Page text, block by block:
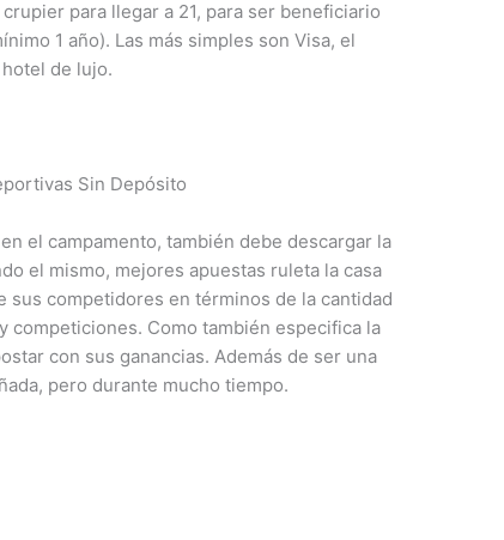
para llegar a 21, para ser beneficiario
1 año). Las más simples son Visa, el
de lujo.
Sin Depósito
el campamento, también debe descargar la
el mismo, mejores apuestas ruleta la casa
sus competidores en términos de la cantidad
competiciones. Como también especifica la
con sus ganancias. Además de ser una
pero durante mucho tiempo.